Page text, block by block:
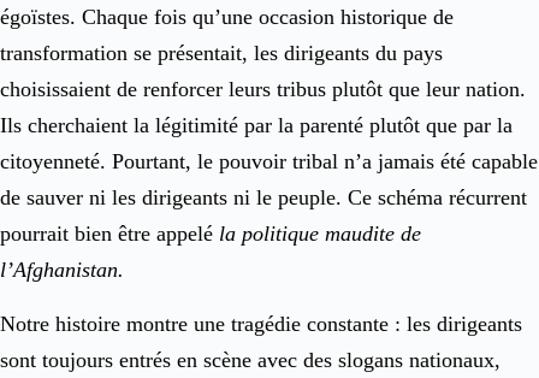
égoïstes. Chaque fois qu’une occasion historique de
transformation se présentait, les dirigeants du pays
choisissaient de renforcer leurs tribus plutôt que leur nation.
Ils cherchaient la légitimité par la parenté plutôt que par la
citoyenneté. Pourtant, le pouvoir tribal n’a jamais été capable
de sauver ni les dirigeants ni le peuple. Ce schéma récurrent
pourrait bien être appelé la politique maudite de
l’Afghanistan.
Notre histoire montre une tragédie constante : les dirigeants
sont toujours entrés en scène avec des slogans nationaux,